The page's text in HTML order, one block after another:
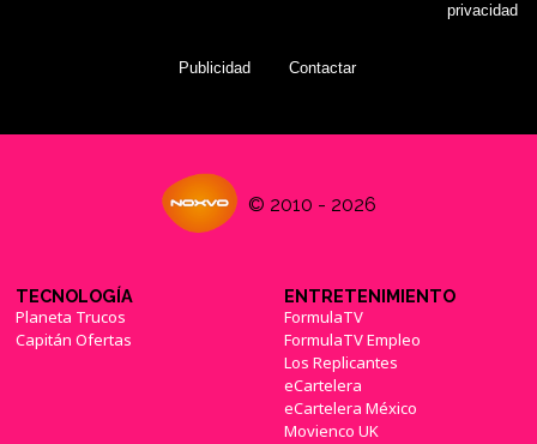
privacidad
Publicidad Contactar
© 2010 - 2026
TECNOLOGÍA
Planeta Trucos
Capitán Ofertas
ENTRETENIMIENTO
FormulaTV
FormulaTV Empleo
Los Replicantes
eCartelera
eCartelera México
Movienco UK